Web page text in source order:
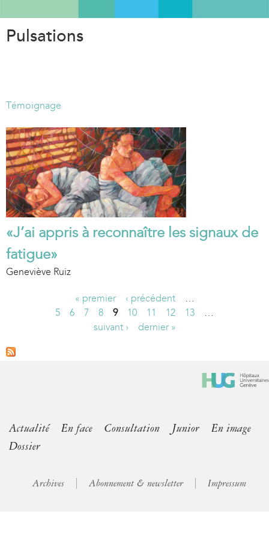
Pulsations
Témoignage
«J’ai appris à reconnaître les signaux de
fatigue»
Geneviève Ruiz
g
« premier ‹ précédent
…
5
6 7 8 9 10 11 12 13
…
suivant ›
dernier »
Actualité En face Consultation Junior
En image
Dossier
Archives Abonnement & newsletter Impressum